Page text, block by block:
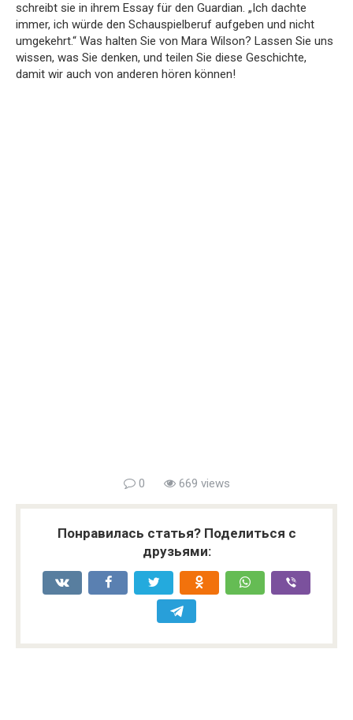
schreibt sie in ihrem Essay für den Guardian. „Ich dachte
immer, ich würde den Schauspielberuf aufgeben und nicht
umgekehrt.“ Was halten Sie von Mara Wilson? Lassen Sie uns
wissen, was Sie denken, und teilen Sie diese Geschichte,
damit wir auch von anderen hören können!
0 669 views
Понравилась статья? Поделиться с
друзьями: